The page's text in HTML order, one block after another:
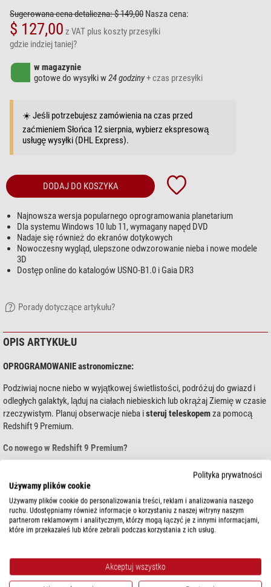
Sugerowana cena detaliczna: $ 149,00 Nasza cena:
$ 127,00 z VAT plus koszty przesyłki
gdzie indziej taniej?
w magazynie
gotowe do wysyłki w24 godziny+ czas przesyłki
☀️ Jeśli potrzebujesz zamówienia na czas przed
zaćmieniem Słońca 12 sierpnia, wybierz ekspresową
usługę wysyłki (DHL Express).
DODAJ DO KOSZYKA
Najnowsza wersja popularnego oprogramowania planetarium
Dla systemu Windows 10 lub 11, wymagany napęd DVD
Nadaje się również do ekranów dotykowych
Nowoczesny wygląd, ulepszone odwzorowanie nieba i nowe modele
3D
Dostęp online do katalogów USNO-B1.0 i Gaia DR3
Porady dotyczące artykułu?
OPIS ARTYKUŁU
OPROGRAMOWANIE astronomiczne:
Podziwiaj nocne niebo w wyjątkowej świetlistości, podróżuj do gwiazd i
odległych galaktyk, ląduj na ciałach niebieskich lub okrążaj Ziemię w czasie
rzeczywistym. Planuj obserwacje nieba isteruj teleskopemza pomocą
Redshift 9 Premium.
Co nowego w Redshift 9 Premium?
Nowoczesny wygląd, ulepszone odwzorowanie nieba i nowe modele 3D
Zsynchronizowana opcja wielu okien dla różnych widoków zjawisk na
niebie
Dostęp online do katalogu USNO-B1.0 i Gaia DR3 zawierającego1,8 mld
gwiazd
Sterowanie teleskopem: oprócz Meade i Celestron obsługiwany jest
Wyświetlanie orbit wszystkich ciał niebieskich w układzie słonecznym
Swobodny wybór lokalizacji obserwatora w układzie słonecznym
Możliwość śledzenia45 misji w przestrzeni kosmicznej, takich jak
pokaż więcej...
DANE TECHNICZNE
Windows
Polityka prywatności
Używamy plików cookie
Używamy plików cookie do personalizowania treści, reklam i analizowania naszego
ruchu. Udostępniamy również informacje o korzystaniu z naszej witryny naszym
partnerom reklamowym i analitycznym, którzy mogą łączyć je z innymi informacjami,
które im przekazałeś lub które zebrali podczas korzystania z ich usług.
Akceptuj wszystko